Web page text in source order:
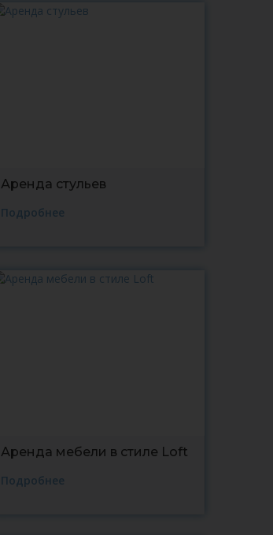
Аренда стульев
Подробнее
Аренда мебели в стиле Loft
Подробнее